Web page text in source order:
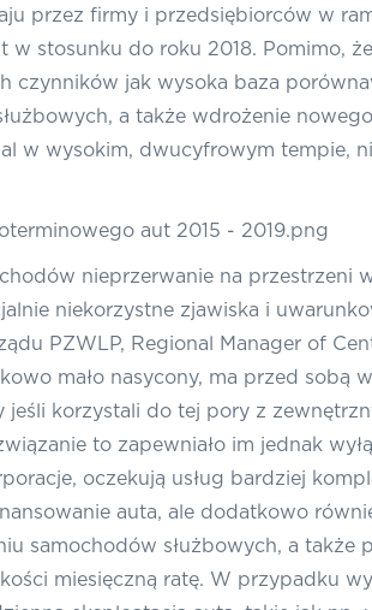
przez firmy i przedsiębiorców w
w stosunku do roku 2018. Pomimo,
czynników jak wysoka baza
a także wdrożenie
w wysokim, dwucyfrowym
nieprzerwanie na przestrzeni
niekorzystne zjawiska i
PZWLP, Regional Manager of
mało nasycony, ma przed sobą
korzystali do tej pory z
to zapewniało im jednak
oczekują usług bardziej
auta, ale dodatkowo
samochodów służbowych, a
miesięczną ratę. W przypadku